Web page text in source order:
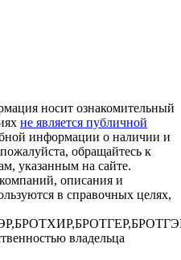
носит ознакомительный
не является публичной
информации о наличии и
обращайтесь к
указанным на сайте.
описания и
в справочных целях,
владельца